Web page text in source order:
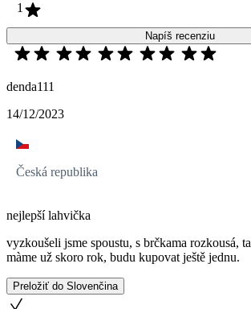
1
Napíš recenziu
denda111
14/12/2023
Česká republika
nejlepší lahvička
vyzkoušeli jsme spoustu, s brčkama rozkousá,
màme už skoro rok, budu kupovat ještě jednu.
Preložiť do Slovenčina